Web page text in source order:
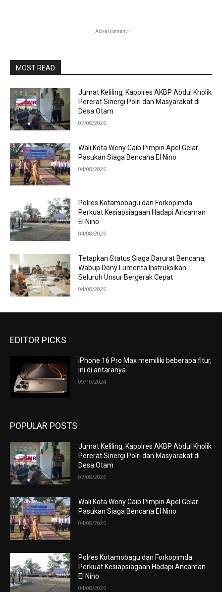
- Advertisment -
MOST READ
Jumat Keliling, Kapolres AKBP Abdul Kholik
Pererat Sinergi Polri dan Masyarakat di
Desa Otam
07/08/2026
Wali Kota Weny Gaib Pimpin Apel Gelar
Pasukan Siaga Bencana El Nino
04/08/2026
Polres Kotamobagu dan Forkopimda
Perkuat Kesiapsiagaan Hadapi Ancaman
El Nino
04/08/2026
Tetapkan Status Siaga Darurat Bencana,
Wabup Dony Lumenta Instruksikan
Seluruh Unsur Bergerak Cepat
04/08/2026
EDITOR PICKS
iPhone 16 Pro Max memiliki beberapa fitur,
ini di antaranya
09/10/2024
POPULAR POSTS
Jumat Keliling, Kapolres AKBP Abdul Kholik
Pererat Sinergi Polri dan Masyarakat di
Desa Otam
07/08/2026
Wali Kota Weny Gaib Pimpin Apel Gelar
Pasukan Siaga Bencana El Nino
04/08/2026
Polres Kotamobagu dan Forkopimda
Perkuat Kesiapsiagaan Hadapi Ancaman
El Nino
04/08/2026